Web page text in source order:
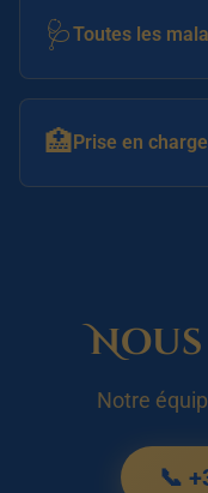
🩺Toutes les
🏥Prise en
Notre
📞